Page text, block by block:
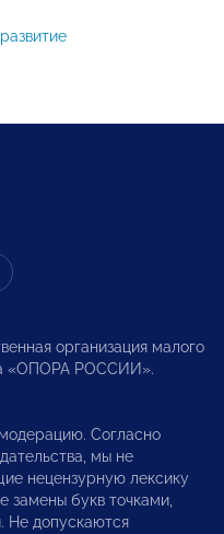
организация малого
«ОПОРА РОССИИ».
Согласно
мы не
нецензурную лексику
замены букв точками,
Не допускаются